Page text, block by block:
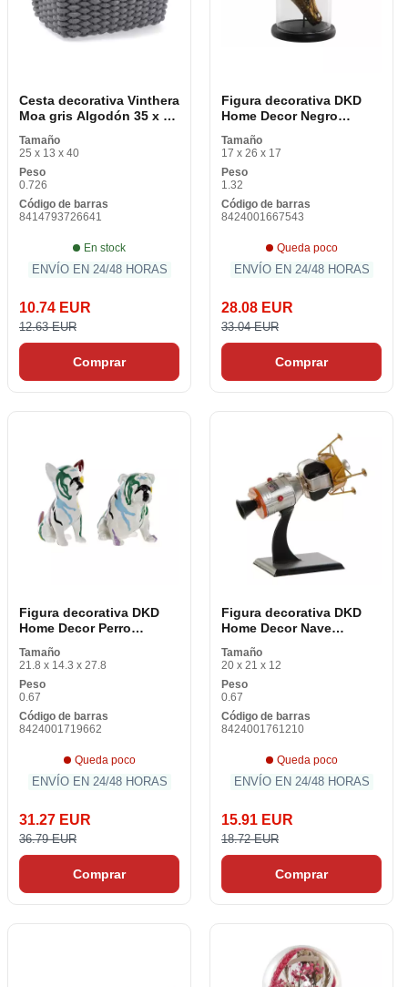
Cesta decorativa Vinthera
Moa gris Algodón 35 x 25
Tamaño
25 x 13 x 40
Peso
0.726
Código de barras
8414793726641
En stock
ENVÍO EN 24/48 HORAS
10.74 EUR
12.63 EUR
Comprar
Figura decorativa DKD
Home Decor Negro
17 x 26 cm
Tamaño
17 x 26 x 17
Peso
1.32
Código de barras
8424001667543
Queda poco
ENVÍO EN 24/48 HORAS
28.08 EUR
33.04 EUR
Comprar
Figura decorativa DKD
Home Decor Perro
12,5 x 17,5 cm (2 piezas)
Tamaño
21.8 x 14.3 x 27.8
Peso
0.67
Código de barras
8424001719662
Queda poco
ENVÍO EN 24/48 HORAS
31.27 EUR
36.79 EUR
Comprar
Figura decorativa DKD
Home Decor Nave
plateado 20 x 12 x 21 cm
Tamaño
20 x 21 x 12
Peso
0.67
Código de barras
8424001761210
Queda poco
ENVÍO EN 24/48 HORAS
15.91 EUR
18.72 EUR
Comprar